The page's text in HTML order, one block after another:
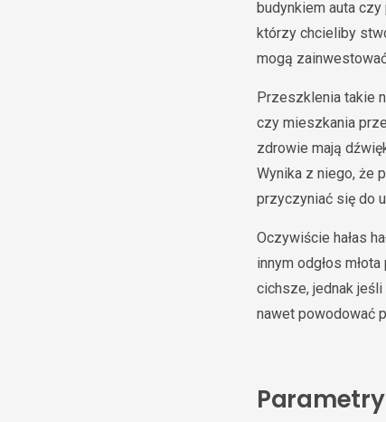
budynkiem auta
którzy chcieliby
mogą
Przeszklenia takie
czy mieszkania
zdrowie mają
Wynika z niego, że
przyczyniać się do
Oczywiście hałas
innym odgłos
cichsze, jednak
nawet powodować